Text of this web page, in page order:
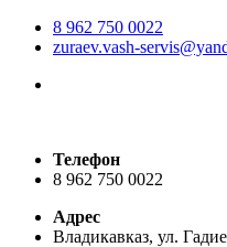
8 962 750 0022
zuraev.vash-
Телефон
8 962 750 0022
Адрес
Владикавказ, ул.